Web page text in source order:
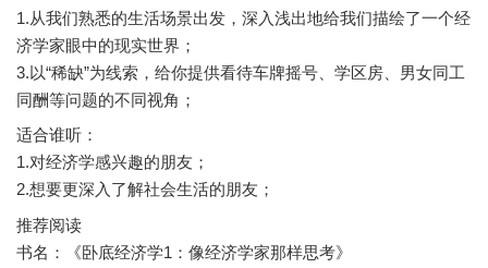
1.从我们熟悉的生活场景出发，深入浅出地给我们描绘了一个经
济学家眼中的现实世界；
3.以“稀缺”为线索，给你提供看待车牌摇号、学区房、男女同工
适合谁听：
1.对经济学感兴趣的朋友；
推荐阅读
书名：《卧底经济学1：像经济学家那样思考》